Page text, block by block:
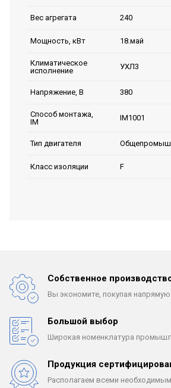
Вес агрегата 240
Мощность, кВт 18.май
Климатическое
исполнение
УХЛ3
Напряжение, В 380
Способ монтажа,
IM
IM1001
Тип двигателя
Класс изоляции F
Собственное
Вы экономите, покупая напрямую
Большой выбор
Широкая номенклатура
Продукция
Располагаем всеми